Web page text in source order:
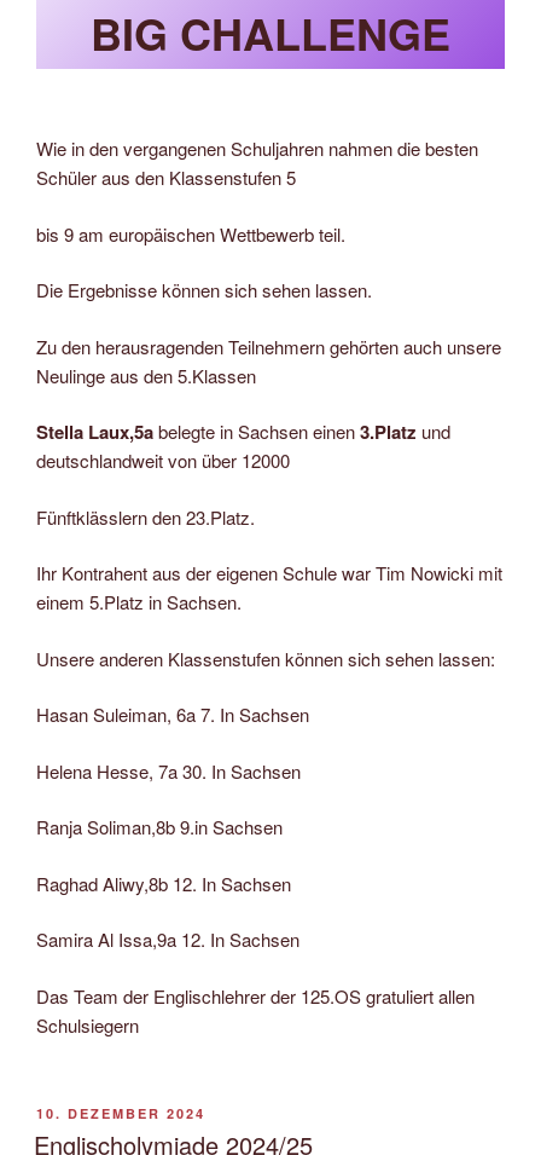
BIG CHALLENGE
Wie in den vergangenen Schuljahren nahmen die besten
Schüler aus den Klassenstufen 5
bis 9 am europäischen Wettbewerb teil.
Die Ergebnisse können sich sehen lassen.
Zu den herausragenden Teilnehmern gehörten auch unsere
Neulinge aus den 5.Klassen
Stella Laux,5abelegte in Sachsen einen3.Platz und
deutschlandweit von über 12000
Fünftklässlern den 23.Platz.
Ihr Kontrahent aus der eigenen Schule war Tim Nowicki mit
einem 5.Platz in Sachsen.
Unsere anderen Klassenstufen können sich sehen lassen:
Hasan Suleiman, 6a 7. In Sachsen
Helena Hesse, 7a 30. In Sachsen
Ranja Soliman,8b 9.in Sachsen
Raghad Aliwy,8b 12. In Sachsen
Samira Al Issa,9a 12. In Sachsen
Das Team der Englischlehrer der 125.OS gratuliert allen
Schulsiegern
VERÖFFENTLICHT
AM
10. DEZEMBER 2024
Englischolymiade 2024/25